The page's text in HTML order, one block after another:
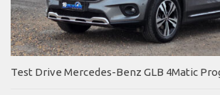
Test Drive Mercedes-Benz GLB 4Matic